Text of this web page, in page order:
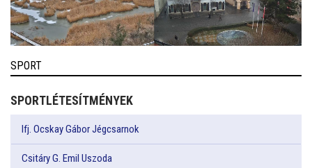
SPORT
SPORTLÉTESÍTMÉNYEK
Ifj. Ocskay Gábor Jégcsarnok
Csitáry G. Emil Uszoda